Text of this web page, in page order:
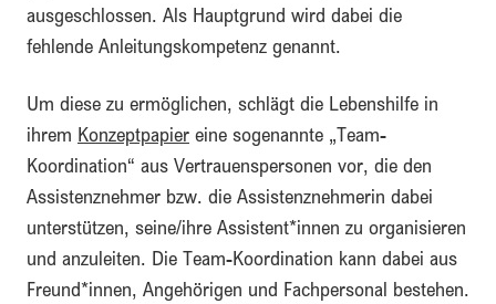
ausgeschlossen. Als Hauptgrund wird dabei die
fehlende Anleitungskompetenz genannt.
Um diese zu ermöglichen, schlägt die Lebenshilfe in
ihrem Konzeptpapier eine sogenannte „Team-
Koordination“ aus Vertrauenspersonen vor, die den
Assistenznehmer bzw. die Assistenznehmerin dabei
unterstützen, seine/ihre Assistent*innen zu organisieren
und anzuleiten. Die Team-Koordination kann dabei aus
Freund*innen, Angehörigen und Fachpersonal bestehen.